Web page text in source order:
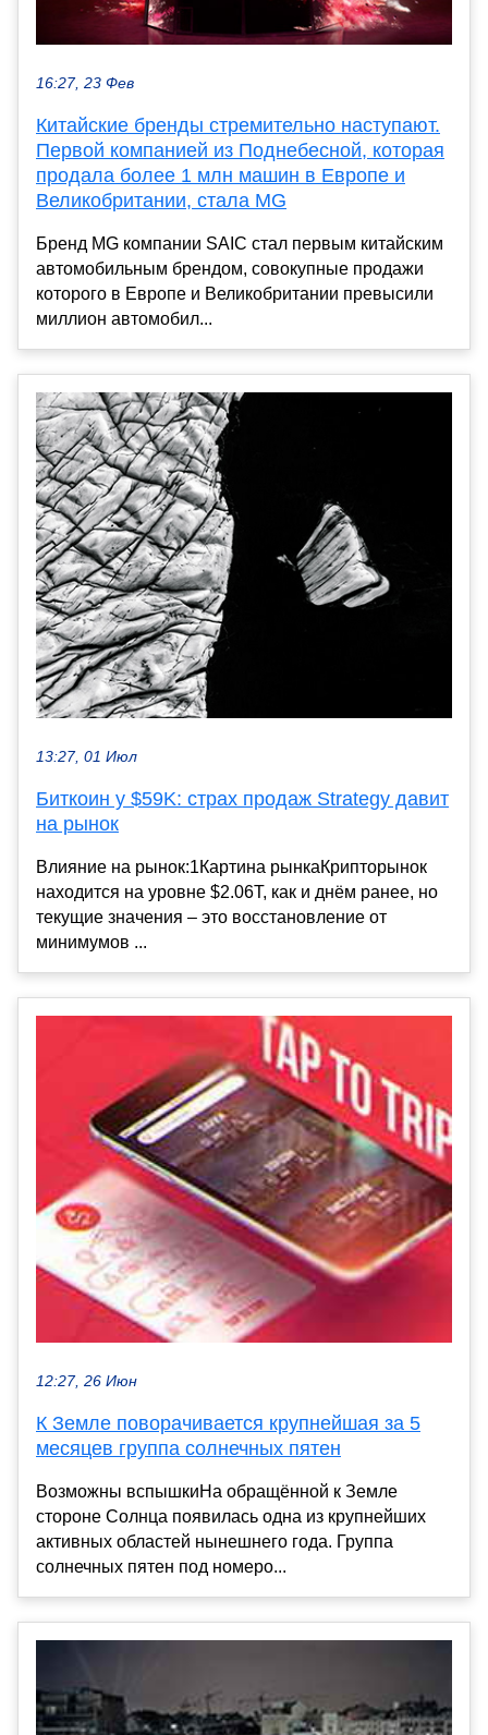
16:27, 23 Фев
Китайские бренды стремительно наступают.
Первой компанией из Поднебесной, которая
продала более 1 млн машин в Европе и
Великобритании, стала MG
Бренд MG компании SAIC стал первым китайским
автомобильным брендом, совокупные продажи
которого в Европе и Великобритании превысили
миллион автомобил...
13:27, 01 Июл
Биткоин у $59K: страх продаж Strategy давит
на рынок
Влияние на рынок:1Картина рынкаКрипторынок
находится на уровне $2.06T, как и днём ранее, но
текущие значения – это восстановление от
минимумов ...
12:27, 26 Июн
К Земле поворачивается крупнейшая за 5
месяцев группа солнечных пятен
Возможны вспышкиНа обращённой к Земле
стороне Солнца появилась одна из крупнейших
активных областей нынешнего года. Группа
солнечных пятен под номеро...